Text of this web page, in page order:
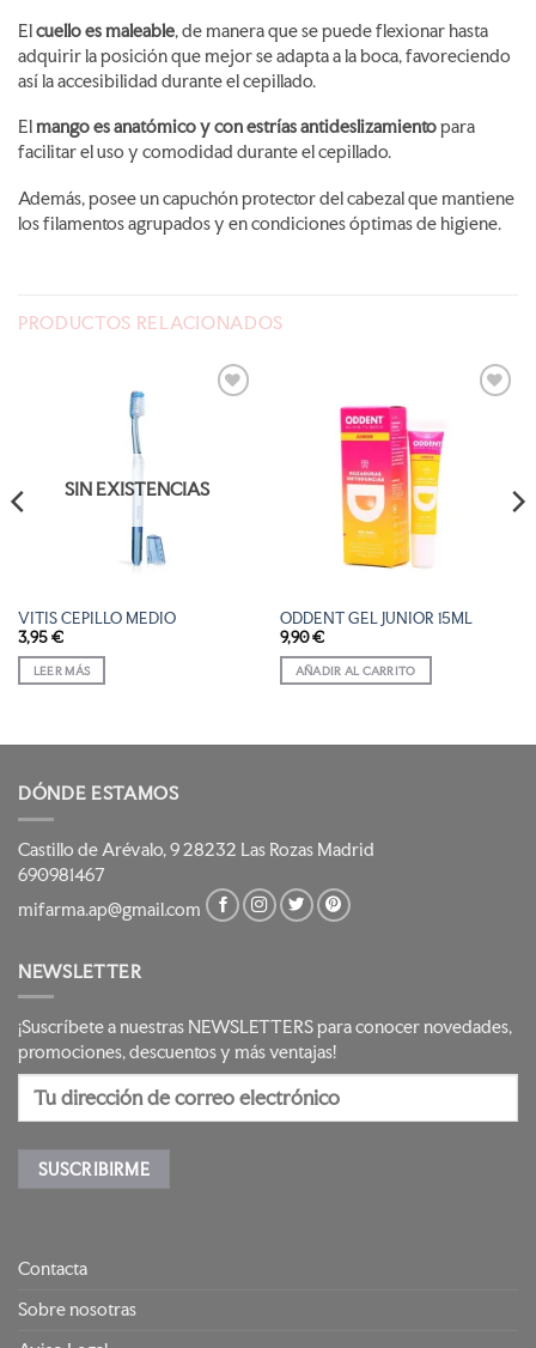
Elcuello es maleable, de manera que se puede flexionar hasta
adquirir la posición que mejor se adapta a la boca, favoreciendo
así la accesibilidad durante el cepillado.
Elmango es anatómico y con estrías antideslizamientopara
facilitar el uso y comodidad durante el cepillado.
Además, posee un capuchón protector del cabezal que mantiene
los filamentos agrupados y en condiciones óptimas de higiene.
PRODUCTOS RELACIONADOS
DESEOS
SIN EXISTENCIAS
VITIS CEPILLO MEDIO
3,95 €
LEER MÁS
ODDENT GEL JUNIOR 15ML
9,90€
AÑADIR AL CARRITO
DÓNDE ESTAMOS
Castillo de Arévalo, 9 28232 Las Rozas Madrid
690981467
mifarma.ap@gmail.com
NEWSLETTER
¡Suscríbete a nuestras NEWSLETTERS para conocer novedades,
promociones, descuentos y más ventajas!
Contacta
Sobre nosotras